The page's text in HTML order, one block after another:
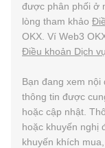
được phân phối ở
lòng tham khảo
OKX. Ví Web3
Điều khoản Dịch vụ
Bạn đang xem
thông tin được
hoặc cập nhật.
hoặc khuyến nghị
khuyến khích